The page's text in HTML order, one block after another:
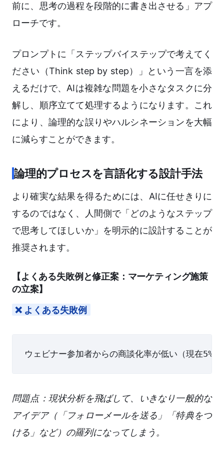
前に、思考の過程を段階的に書き出させる」アプ
ローチです。
プロンプトに「ステップバイステップで考えてく
ださい（Think step by step）」という一言を添
えるだけで、AIは複雑な問題を小さなタスクに分
解し、順序立てて処理するようになります。これ
により、論理的な誤りやハルシネーションを大幅
に減らすことができます。
論理的プロセスを言語化する設計手法
より確実な結果を得るためには、AIに任せきりに
するのではなく、人間側で「どのようなステップ
で思考してほしいか」を明示的に設計することが
推奨されます。
【よくある失敗例と修正案：マーケティング施策
の立案】
❌ よくある失敗例
問題点：現状分析を飛ばして、いきなり一般的な
アイデア（「フォローメールを送る」「特典をつ
ける」など）の羅列になってしまう。